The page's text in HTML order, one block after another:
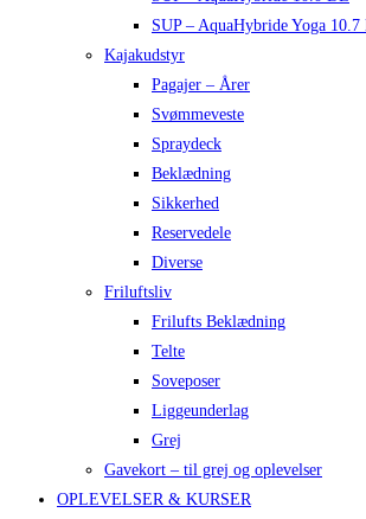
SUP – AquaHybride Yoga 10.7
Kajakudstyr
Pagajer – Årer
Svømmeveste
Spraydeck
Beklædning
Sikkerhed
Reservedele
Diverse
Friluftsliv
Frilufts Beklædning
Telte
Soveposer
Liggeunderlag
Grej
Gavekort – til grej og oplevelser
OPLEVELSER & KURSER